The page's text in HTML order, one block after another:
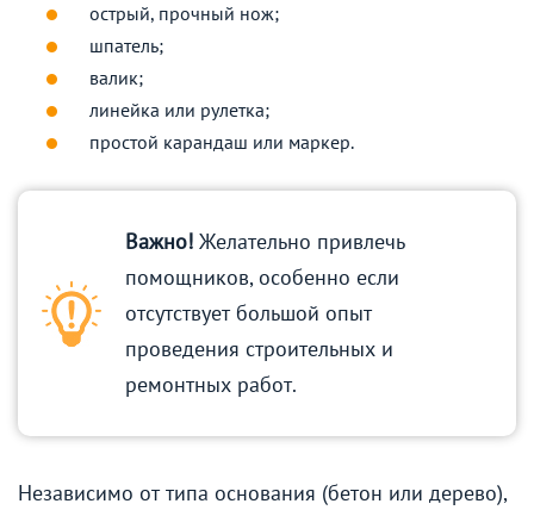
острый, прочный нож;
шпатель;
валик;
линейка или рулетка;
простой карандаш или маркер.
Важно! Желательно привлечь
помощников, особенно если
отсутствует большой опыт
проведения строительных и
ремонтных работ.
Независимо от типа основания (бетон или дерево),